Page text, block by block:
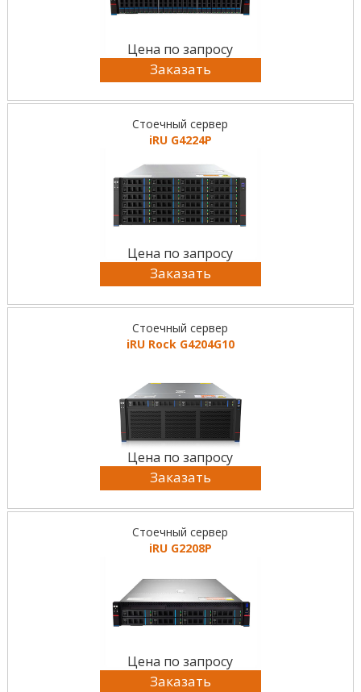
Цена по запросу
Заказать
Стоечный сервер
iRU G4224P
Цена по запросу
Заказать
Стоечный сервер
iRU Rock G4204G10
Цена по запросу
Заказать
Стоечный сервер
iRU G2208P
Цена по запросу
Заказать